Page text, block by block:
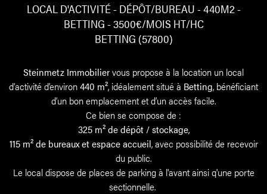
LOCAL D'ACTIVITÉ - DÉPÔT/BUREAU - 440M2 -
BETTING - 3500€/MOIS HT/HC
BETTING (57800)
Steinmetz Immobiliervous propose à la location un local
d’activité d’environ440 m², idéalement situé à Betting, bénéficiant
d’un bon emplacement et d’un accès facile.
Ce bien se compose de :
325 m² de dépôt / stockage,
115 m² de bureaux et espace accueil, avec possibilité de recevoir
du public.
Le local dispose de places de parking à l'avant ainsi q'une porte
sectionnelle.